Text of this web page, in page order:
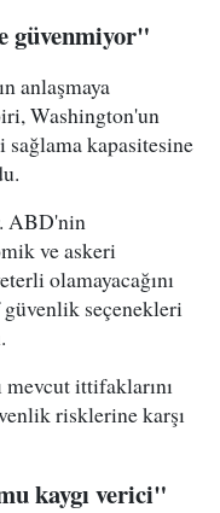
güvenmiyor"
anlaşmaya
Washington'un
kapasitesine
ABD'nin
ve askeri
olamayacağını
seçenekleri
ittifaklarını
risklerine karşı
kaygı verici"